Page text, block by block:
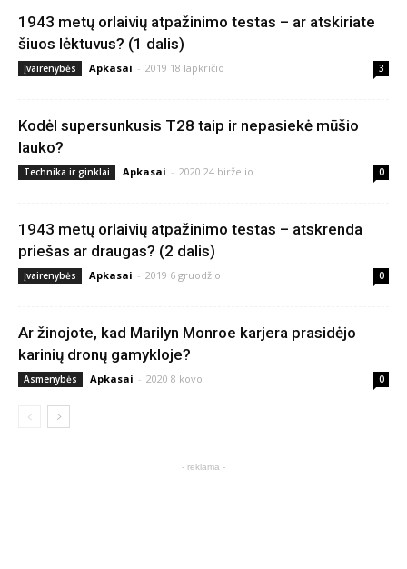
1943 metų orlaivių atpažinimo testas – ar atskiriate
šiuos lėktuvus? (1 dalis)
Įvairenybės Apkasai - 2019 18 lapkričio 3
Kodėl supersunkusis T28 taip ir nepasiekė mūšio
lauko?
Technika ir ginklai Apkasai - 2020 24 birželio 0
1943 metų orlaivių atpažinimo testas – atskrenda
priešas ar draugas? (2 dalis)
Įvairenybės Apkasai - 2019 6 gruodžio 0
Ar žinojote, kad Marilyn Monroe karjera prasidėjo
karinių dronų gamykloje?
Asmenybės Apkasai - 2020 8 kovo 0
- reklama -